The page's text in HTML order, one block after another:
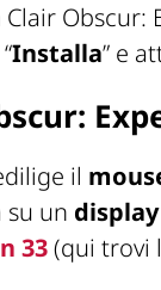
Clair Obscur:
Installa” e
il
su un
33(qui trovi